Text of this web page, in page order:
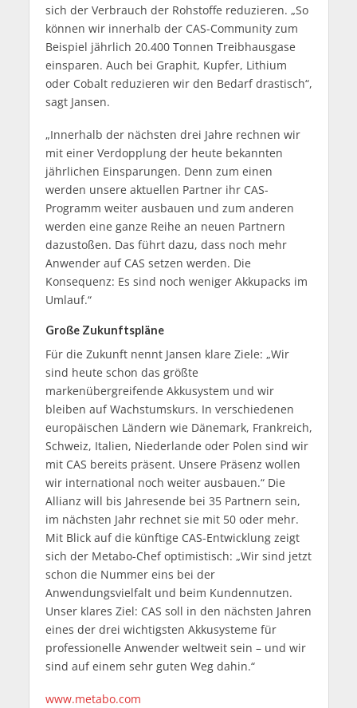
sich der Verbrauch der Rohstoffe reduzieren. „So
können wir innerhalb der CAS-Community zum
Beispiel jährlich 20.400 Tonnen Treibhausgase
einsparen. Auch bei Graphit, Kupfer, Lithium
oder Cobalt reduzieren wir den Bedarf drastisch“,
sagt Jansen.
„Innerhalb der nächsten drei Jahre rechnen wir
mit einer Verdopplung der heute bekannten
jährlichen Einsparungen. Denn zum einen
werden unsere aktuellen Partner ihr CAS-
Programm weiter ausbauen und zum anderen
werden eine ganze Reihe an neuen Partnern
dazustoßen. Das führt dazu, dass noch mehr
Anwender auf CAS setzen werden. Die
Konsequenz: Es sind noch weniger Akkupacks im
Umlauf.“
Große Zukunftspläne
Für die Zukunft nennt Jansen klare Ziele: „Wir
sind heute schon das größte
markenübergreifende Akkusystem und wir
bleiben auf Wachstumskurs. In verschiedenen
europäischen Ländern wie Dänemark, Frankreich,
Schweiz, Italien, Niederlande oder Polen sind wir
mit CAS bereits präsent. Unsere Präsenz wollen
wir international noch weiter ausbauen.“ Die
Allianz will bis Jahresende bei 35 Partnern sein,
im nächsten Jahr rechnet sie mit 50 oder mehr.
Mit Blick auf die künftige CAS-Entwicklung zeigt
sich der Metabo-Chef optimistisch: „Wir sind jetzt
schon die Nummer eins bei der
Anwendungsvielfalt und beim Kundennutzen.
Unser klares Ziel: CAS soll in den nächsten Jahren
eines der drei wichtigsten Akkusysteme für
professionelle Anwender weltweit sein – und wir
sind auf einem sehr guten Weg dahin.“
www.metabo.com